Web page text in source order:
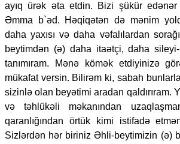
ayıq ürək əta etdin. Bizi şükür edənər
Əmma b`əd. Həqiqətən də mənim
daha yaxısı və daha vəfalılardan
beytimdən (ə) daha itaətçi, daha sileyi-
tanımıram. Mənə kömək etdiyinizə
mükafat versin. Bilirəm ki, sabah
sizinlə olan beyətimi aradan qaldırıram.
və təhlükəli məkanından
qaranlığından örtük kimi istifadə
Sizlərdən hər biriniz Əhli-beytimizin (ə)